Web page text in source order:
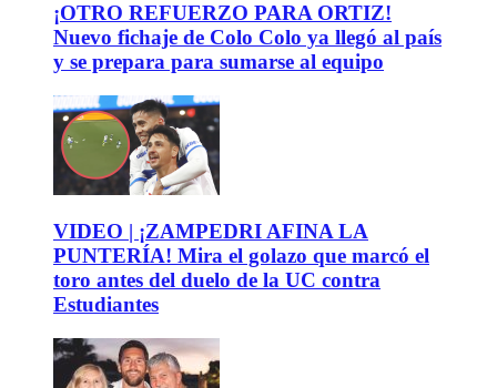
¡OTRO REFUERZO PARA ORTIZ!
Nuevo fichaje de Colo Colo ya llegó al país
y se prepara para sumarse al equipo
VIDEO | ¡ZAMPEDRI AFINA LA
PUNTERÍA! Mira el golazo que marcó el
toro antes del duelo de la UC contra
Estudiantes